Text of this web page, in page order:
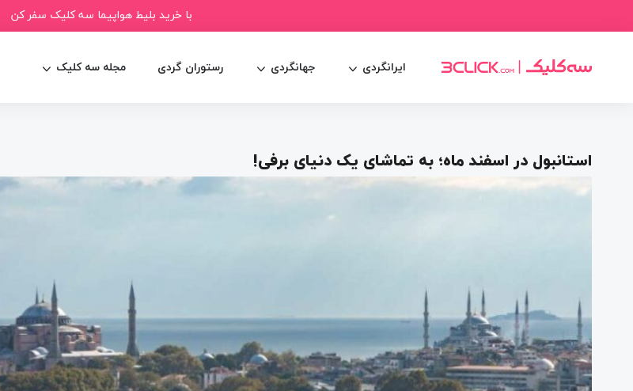
با خرید بلیط هواپیما سه کلیک سفر کن
ایرانگردی جهانگردی رستوران گردی مجله سه کلیک
استانبول در اسفند ماه؛ به تماشای یک دنیای برفی!